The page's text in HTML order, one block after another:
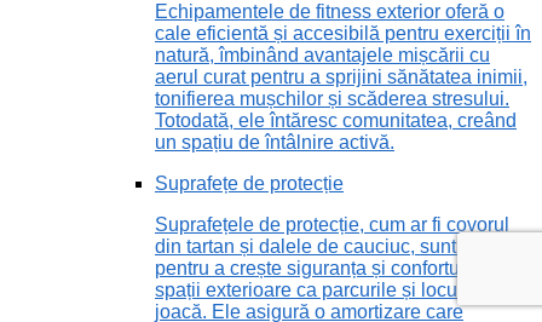
Echipamentele de fitness exterior oferă o
cale eficientă și accesibilă pentru exerciții în
natură, îmbinând avantajele mișcării cu
aerul curat pentru a sprijini sănătatea inimii,
tonifierea mușchilor și scăderea stresului.
Totodată, ele întăresc comunitatea, creând
un spațiu de întâlnire activă.
Suprafețe de protecție
Suprafețele de protecție, cum ar fi covorul
din tartan și dalele de cauciuc, sunt vitale
pentru a crește siguranța și confortul în
spații exterioare ca parcurile și locurile de
joacă. Ele asigură o amortizare care